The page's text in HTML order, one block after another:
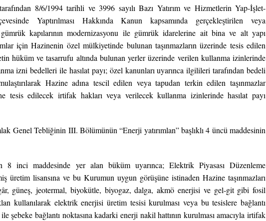
8/6/1994 tarihli ve 3996 sayılı Bazı Yatırım ve Hizmetlerin Yap-İşlet-
Yaptırılması Hakkında Kanun kapsamında gerçekleştirilen veya
kapılarının modernizasyonu ile gümrük idarelerine ait bina ve alt yapı
için Hazinenin özel mülkiyetinde bulunan taşınmazların üzerinde tesis edilen
hüküm ve tasarrufu altında bulunan yerler üzerinde verilen kullanma izinlerinde
izni bedelleri ile hasılat payı; özel kanunları uyarınca ilgilileri tarafından bedeli
Hazine adına tescil edilen veya tapudan terkin edilen taşınmazlar
tesis edilecek irtifak hakları veya verilecek kullanma izinlerinde hasılat payı
Genel Tebliğinin III. Bölümünün “Enerji yatırımlan” başlıklı 4 üncü maddesinin
8 inci maddesinde yer alan büküm uyarınca; Elektrik Piyasası Düzenleme
üretim lisansına ve bu Kurumun uygun görüşüne istinaden Hazine taşınmazları
güneş, jeotermal, biyokütle, biyogaz, dalga, akmö enerjisi ve gel-git gibi fosil
kullanılarak elektrik enerjisi üretim tesisi kurulması veya bu tesislere bağlantı
şebeke bağlantı noktasına kadarki enerji nakil hattının kurulması amacıyla irtifak